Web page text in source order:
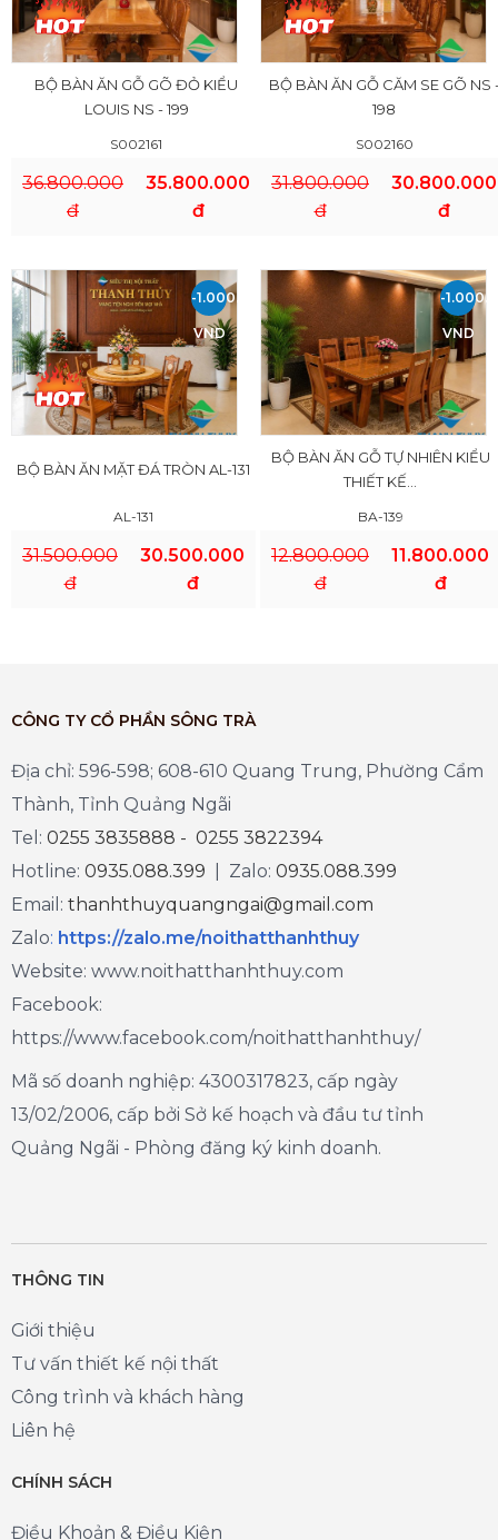
BỘ BÀN ĂN GỖ GÕ ĐỎ KIỂU
LOUIS NS - 199
S002161
36.800.000
đ
35.800.000
đ
BỘ BÀN ĂN GỖ CĂM SE GÕ NS
198
S002160
31.800.000
đ
30.800.000
đ
-1.000.000
VND
BỘ BÀN ĂN MẶT ĐÁ TRÒN AL-131
AL-131
31.500.000
đ
30.500.000
đ
-
VND
BỘ BÀN ĂN GỖ TỰ NHIÊN KIỂU
THIẾT KẾ...
BA-139
12.800.000
đ
11.800.000
đ
CÔNG TY CỔ PHẦN SÔNG TRÀ
Địa chỉ: 596-598; 608-610 Quang Trung, Phường Cẩm
Thành, Tỉnh Quảng Ngãi
Tel: 0255 3835888 - 0255 3822394
Hotline: 0935.088.399 | Zalo: 0935.088.399
Email: thanhthuyquangngai@gmail.com
Zalo: https://zalo.me/noithatthanhthuy
Website: www.noithatthanhthuy.com
Facebook:
https://www.facebook.com/noithatthanhthuy/
Mã số doanh nghiệp: 4300317823, cấp ngày
13/02/2006, cấp bởi Sở kế hoạch và đầu tư tỉnh
Quảng Ngãi - Phòng đăng ký kinh doanh.
THÔNG TIN
Giới thiệu
Tư vấn thiết kế nội thất
Công trình và khách hàng
Liên hệ
CHÍNH SÁCH
Điều Khoản & Điều Kiện